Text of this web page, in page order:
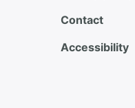
Contact
Accessibility